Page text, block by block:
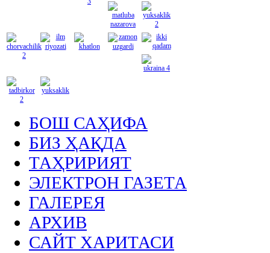
БОШ САҲИФА
БИЗ ҲАҚДА
ТАҲРИРИЯТ
ЭЛЕКТРОН ГАЗЕТА
ГАЛЕРЕЯ
АРХИВ
САЙТ ХАРИТАСИ